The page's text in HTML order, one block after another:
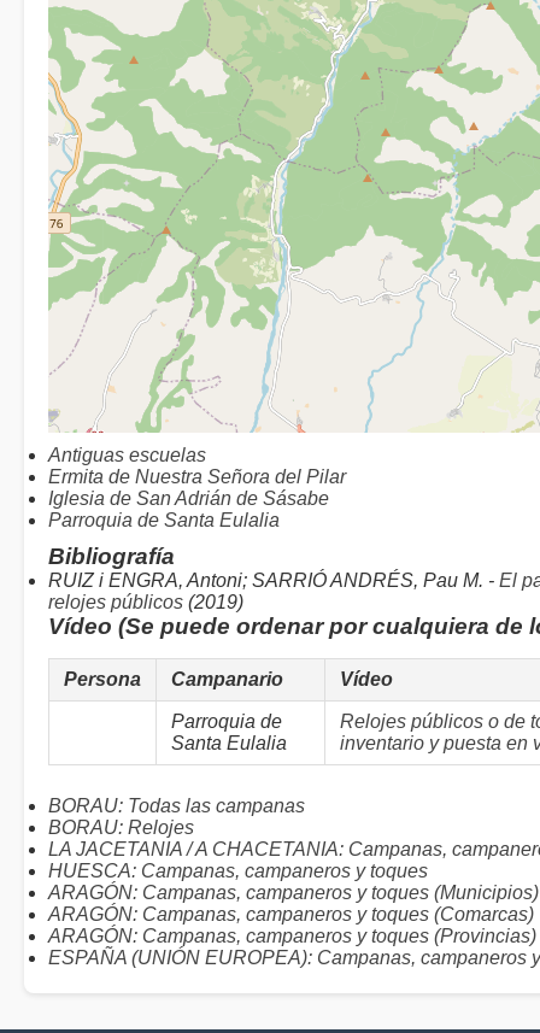
Antiguas escuelas
Ermita de Nuestra Señora del Pilar
Iglesia de San Adrián de Sásabe
Parroquia de Santa Eulalia
Bibliografía
RUIZ i ENGRA, Antoni; SARRIÓ ANDRÉS, Pau M. - El
relojes públicos (2019)
Vídeo (Se puede ordenar por cualquiera de
Persona Campanario Vídeo
Parroquia de
Santa Eulalia
Relojes públicos o de
inventario y puesta en
BORAU: Todas las campanas
BORAU: Relojes
LA JACETANIA / A CHACETANIA: Campanas,
HUESCA: Campanas, campaneros y toques
ARAGÓN: Campanas, campaneros y toques (Municipios)
ARAGÓN: Campanas, campaneros y toques (Comarcas)
ARAGÓN: Campanas, campaneros y toques (Provincias)
ESPAÑA (UNIÓN EUROPEA): Campanas, campaneros